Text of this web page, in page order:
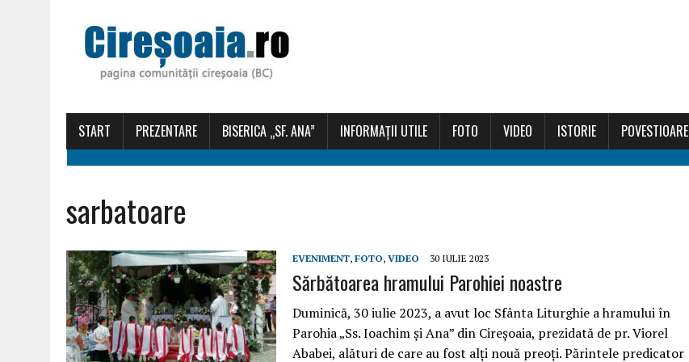
START PREZENTARE BISERICA „SF. ANA” INFORMAȚII UTILE FOTO VIDEO ISTORIE POVESTIOARE
sarbatoare
EVENIMENT, FOTO, VIDEO 30 IULIE 2023
Sărbătoarea hramului Parohiei noastre
Duminică, 30 iulie 2023, a avut loc Sfânta Liturghie a hramului în
Parohia „Ss. Ioachim și Ana” din Cireșoaia, prezidată de pr. Viorel
Ababei, alături de care au fost alți nouă preoți. Părintele predicator